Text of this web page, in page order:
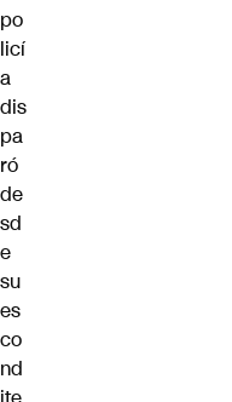
po
licí
a
dis
pa
ró
de
sd
e
su
es
co
nd